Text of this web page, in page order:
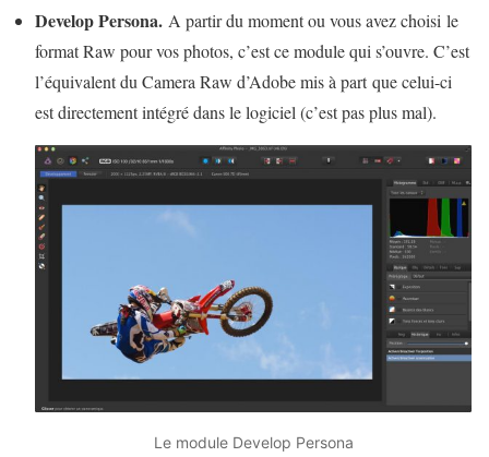
Develop Persona. A partir du moment ou vous avez choisi le
format Raw pour vos photos, c’est ce module qui s’ouvre. C’est
l’équivalent du Camera Raw d’Adobe mis à part que celui-ci
est directement intégré dans le logiciel (c’est pas plus mal).
Le module Develop Persona